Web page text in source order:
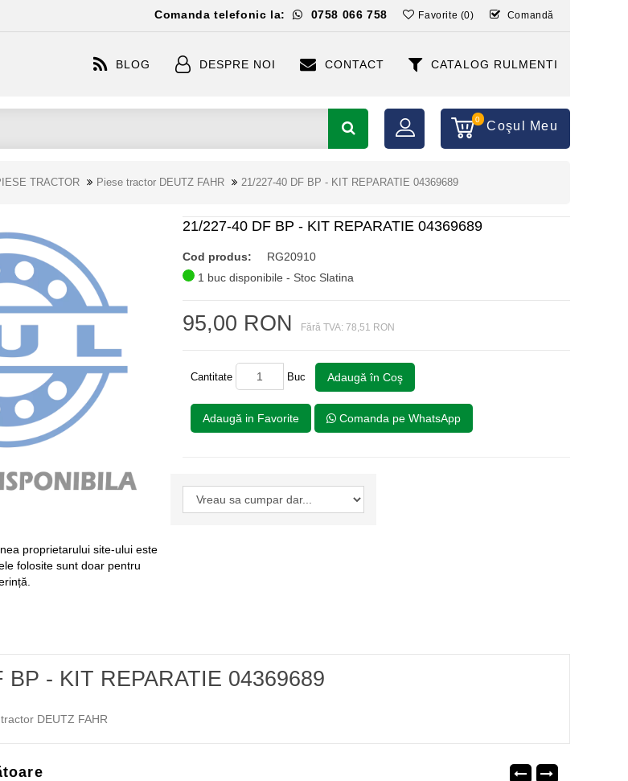
Comanda telefonic la: 0758 066 758 Favorite (0) Comandă
BLOG DESPRE NOI CONTACT CATALOG RULMENTI
0 Coşul Meu
TRACTOR Piese tractor DEUTZ FAHR 21/227-40 DF BP - KIT REPARATIE 04369689
proprietarului site-ului este
folosite sunt doar pentru
21/227-40 DF BP - KIT REPARATIE 04369689
Cod produs:
RG20910
1 buc disponibile - Stoc Slatina
95,00 RON Fără TVA: 78,51 RON
Cantitate Buc Adaugă în Coş
Adaugă in Favorite Comanda pe WhatsApp
BP - KIT REPARATIE 04369689
DEUTZ FAHR